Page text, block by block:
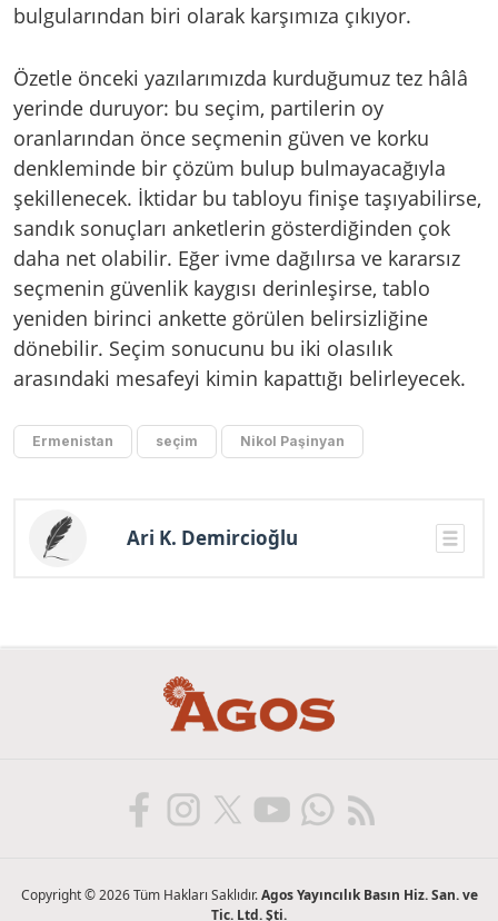
bulgularından biri olarak karşımıza çıkıyor.
Özetle önceki yazılarımızda kurduğumuz tez hâlâ
yerinde duruyor: bu seçim, partilerin oy
oranlarından önce seçmenin güven ve korku
denkleminde bir çözüm bulup bulmayacağıyla
şekillenecek. İktidar bu tabloyu finişe taşıyabilirse,
sandık sonuçları anketlerin gösterdiğinden çok
daha net olabilir. Eğer ivme dağılırsa ve kararsız
seçmenin güvenlik kaygısı derinleşirse, tablo
yeniden birinci ankette görülen belirsizliğine
dönebilir. Seçim sonucunu bu iki olasılık
arasındaki mesafeyi kimin kapattığı belirleyecek.
Ermenistan seçim Nikol Paşinyan
Ari K. Demircioğlu
Copyright © 2026 Tüm Hakları Saklıdır.Agos Yayıncılık Basın Hiz. San. ve
Tic. Ltd. Şti.